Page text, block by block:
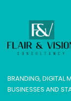
BRANDING, DIGITAL
BUSINESSES AND